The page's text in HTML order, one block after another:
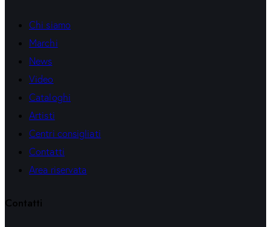
Chi siamo
Marchi
News
Video
Cataloghi
Artisti
Centri consigliati
Contatti
Area riservata
Contatti